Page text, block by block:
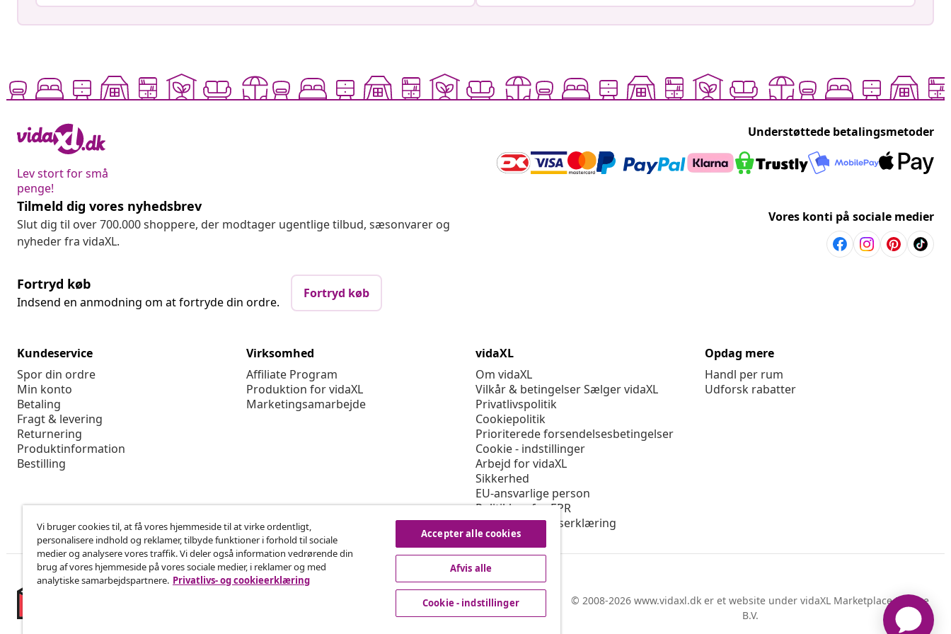
Lev stort for små
penge!
Understøttede betalingsmetoder
Tilmeld dig vores nyhedsbrev
Slut dig til over 700.000 shoppere, der modtager ugentlige tilbud, sæsonvarer og
nyheder fra vidaXL.
Vores konti på sociale medier
Fortryd køb
Indsend en anmodning om at fortryde din ordre.
Fortryd køb
Kundeservice
Spor din ordre
Min konto
Betaling
Fragt & levering
Returnering
Produktinformation
Bestilling
Virksomhed
Affiliate Program
Produktion for vidaXL
Marketingsamarbejde
vidaXL
Om vidaXL
Vilkår & betingelser Sælger vidaXL
Privatlivspolitik
Cookiepolitik
Prioriterede forsendelsesbetingelser
Cookie - indstillinger
Arbejd for vidaXL
Sikkerhed
EU-ansvarlige person
Politikken for EPR
Tilgængelighedserklæring
Opdag mere
Handl per rum
Udforsk rabatter
© 2008-2026 www.vidaxl.dk er et website under vidaXL Marketplace Europe
B.V.
Vi bruger cookies til, at få vores hjemmeside til at virke ordentligt,
personalisere indhold og reklamer, tilbyde funktioner i forhold til sociale
medier og analysere vores traffik. Vi deler også information vedrørende din
brug af vores hjemmeside på vores sociale medier, i reklamer og med
analytiske samarbejdspartnere. Privatlivs- og cookieerklæring
Accepter alle cookies
Afvis alle
Cookie - indstillinger